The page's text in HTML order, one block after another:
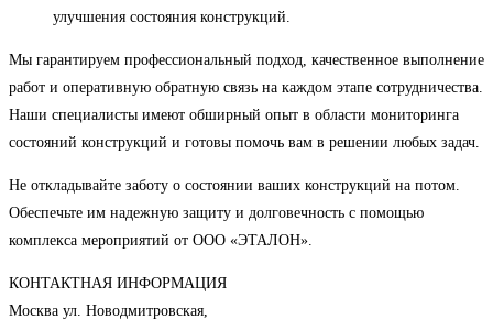
улучшения состояния конструкций.
Мы гарантируем профессиональный подход, качественное выполнение
работ и оперативную обратную связь на каждом этапе сотрудничества.
Наши специалисты имеют обширный опыт в области мониторинга
состояний конструкций и готовы помочь вам в решении любых задач.
Не откладывайте заботу о состоянии ваших конструкций на потом.
Обеспечьте им надежную защиту и долговечность с помощью
комплекса мероприятий от ООО «ЭТАЛОН».
КОНТАКТНАЯ ИНФОРМАЦИЯ
Москва ул. Новодмитровская,